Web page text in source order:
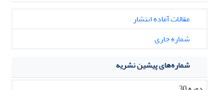
مقالات آماده انتشار
شماره جاری
شماره‌های پیشین نشریه